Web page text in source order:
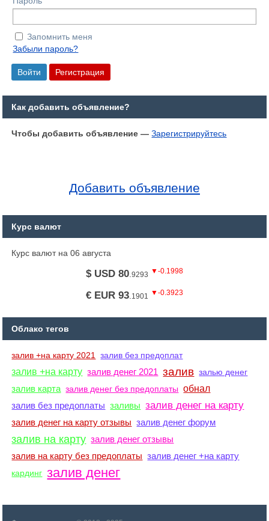
Запомнить меня
Забыли пароль?
Как добавить объявление?
Чтобы добавить объявление —Зарегистрируйтесь
Добавить объявление
Курс валют
Курс валют на 06 августа
$ USD 80 9293 ▼-0.1998
€ EUR 93 1901 ▼-0.3923
Облако тегов
залив +на карту 2021 залив без предоплат
залив +на карту залив денег 2021 залив залью денег
залив карта залив денег без предоплаты обнал
залив без предоплаты заливы залив денег на карту
залив денег на карту отзывы залив денег форум
залив на карту залив денег отзывы
залив на карту без предоплаты залив денег +на карту
кардинг залив денег